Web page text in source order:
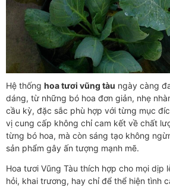
Hệ thống hoa tươi vũng tàu ngày càng
dáng, từ những bó hoa đơn giản, nhẹ
cầu kỳ, đặc sắc phù hợp với từng mục
vị cung cấp không chỉ cam kết về chất
từng bó hoa, mà còn sáng tạo không
sản phẩm gây ấn tượng mạnh mẽ.
Hoa tươi Vũng Tàu thích hợp cho mọi dịp
hỏi, khai trương, hay chỉ để thể hiện tình